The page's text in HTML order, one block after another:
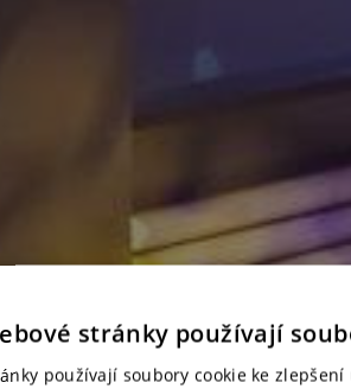
stránky používají
používají soubory cookie ke